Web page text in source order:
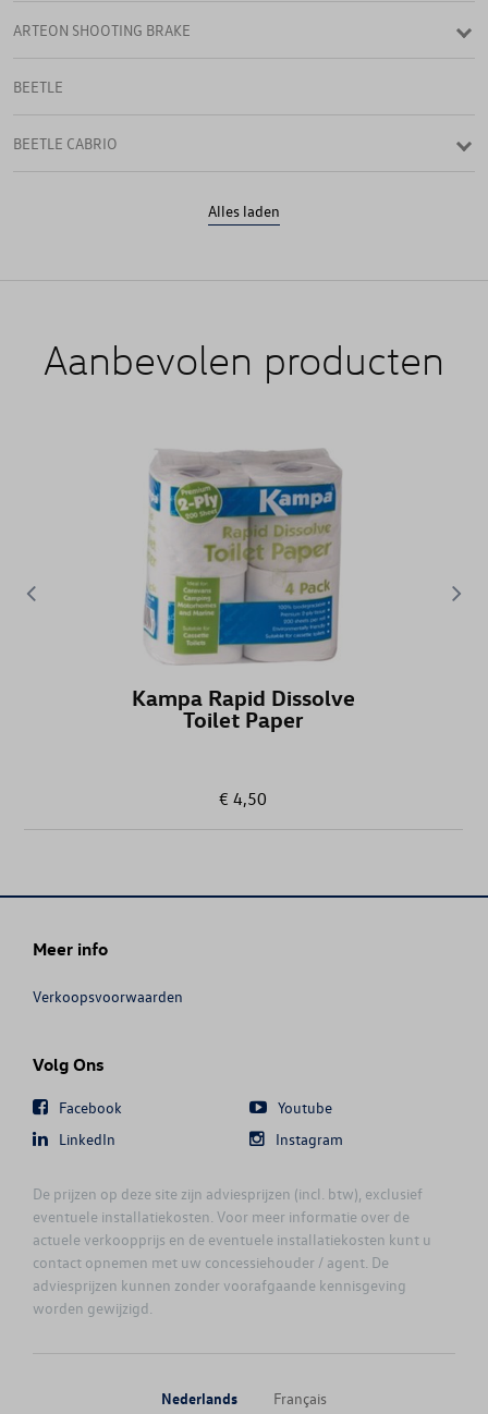
ARTEON SHOOTING BRAKE
BEETLE
BEETLE CABRIO
CADDY CARGO
CRAFTER
CRAFTER FOURGON
GOLF CABRIOLET
GOLF VARIANT
JETTA
MULTIVAN
Alles laden
Aanbevolen producten
Kampa Rapid Dissolve
Toilet Paper
€ 4,50
Meer info
Verkoopsvoorwaarden
Volg Ons
Facebook
Youtube
LinkedIn
Instagram
De prijzen op deze site zijn adviesprijzen (incl. btw), exclusief
eventuele installatiekosten. Voor meer informatie over de
actuele verkoopprijs en de eventuele installatiekosten kunt u
contact opnemen met uw concessiehouder / agent. De
adviesprijzen kunnen zonder voorafgaande kennisgeving
worden gewijzigd.
Nederlands Français